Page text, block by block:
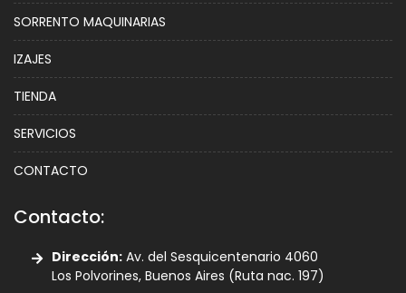
SORRENTO MAQUINARIAS
IZAJES
TIENDA
SERVICIOS
CONTACTO
Contacto:
Dirección: Av. del Sesquicentenario 4060
Los Polvorines, Buenos Aires (Ruta nac. 197)